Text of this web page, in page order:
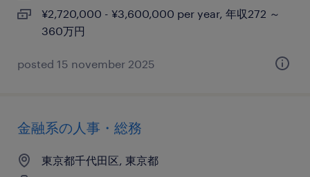
¥2,720,000 - ¥3,600,000 per year, 年収272 ～
360万円
posted 15 november 2025
金融系の人事・総務
東京都千代田区, 東京都